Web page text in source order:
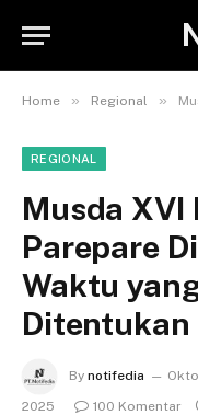
Home » Regional »
REGIONAL
Musda XVI
Parepare
Waktu
Ditentukan
By notifedia
2025
100 Komentar